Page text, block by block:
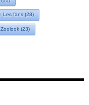
Les fans (28)
Zoolook (23)